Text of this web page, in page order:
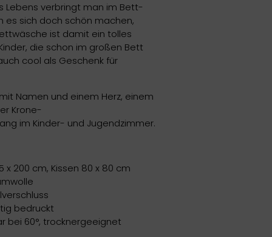
Lebens verbringt man im Bett-
es sich doch schön machen,
ist damit ein tolles
die schon im großen Bett
cool als Geschenk für
Namen und einem Herz, einem
Krone-
im Kinder- und Jugendzimmer.
x 200 cm, Kissen 80 x 80 cm
bedruckt
bei 60°, trocknergeeignet